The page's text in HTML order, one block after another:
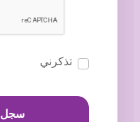
تذكرني
سجل دخولك